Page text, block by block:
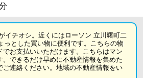
イチオシ。近くにはローソン 立川曙町二
っとした買い物に便利です。こちらの物
でお支払いいただけます。こちらはマン
。できるだけ早めに不動産情報を集めた
ご連絡ください。地域の不動産情報をい